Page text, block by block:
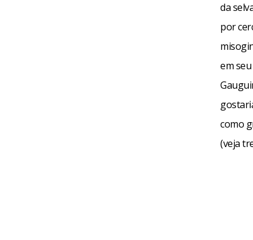
da
por
em
como
(veja